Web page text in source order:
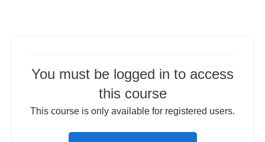
You must be logged in to access
this course
This course is only available for registered users.